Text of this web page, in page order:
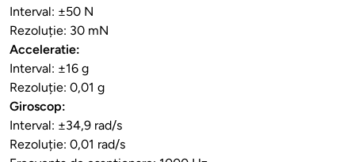
Interval: ±50 N
Rezoluție: 30 mN
Acceleratie:
Interval: ±16 g
Rezoluție: 0,01 g
Giroscop:
Interval: ±34,9 rad/s
Rezoluție: 0,01 rad/s